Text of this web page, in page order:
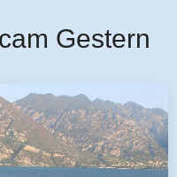
Gestern